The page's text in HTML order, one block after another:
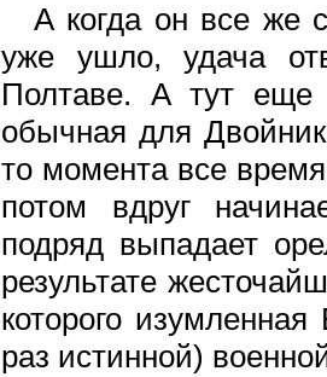
А когда он все же
уже ушло, удача
Полтаве. А тут еще
обычная для
то момента все
потом вдруг
подряд выпадает
результате
которого
раз истинной)